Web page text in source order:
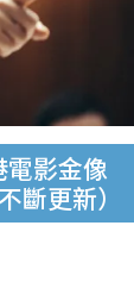
影金像
斷更新）